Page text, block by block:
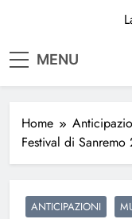
MENU
Home
Festival di
ANTICIPAZIONI